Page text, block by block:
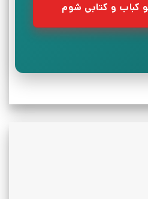
کباب و کتابی شوم